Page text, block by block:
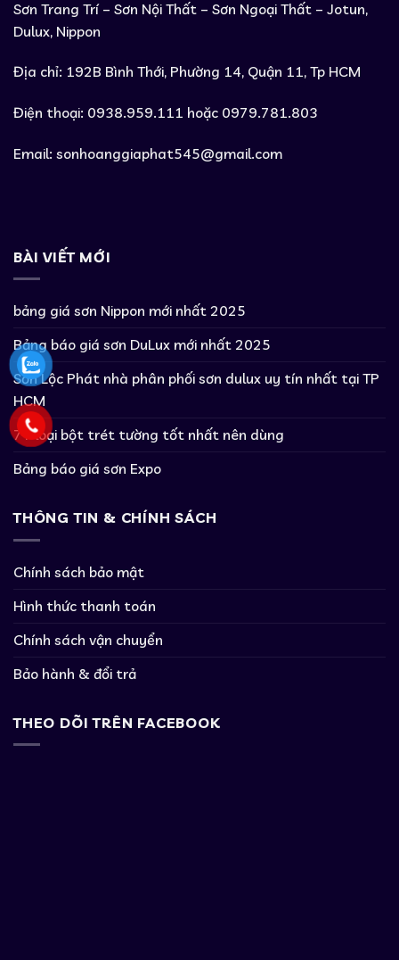
Sơn Trang Trí – Sơn Nội Thất – Sơn Ngoại Thất – Jotun,
Dulux, Nippon
Địa chỉ: 192B Bình Thới, Phường 14, Quận 11, Tp HCM
Điện thoại: 0938.959.111 hoặc 0979.781.803
Email: sonhoanggiaphat545@gmail.com
BÀI VIẾT MỚI
bảng giá sơn Nippon mới nhất 2025
Bảng báo giá sơn DuLux mới nhất 2025
Sơn Lộc Phát nhà phân phối sơn dulux uy tín nhất tại TP
HCM
7+ loại bột trét tường tốt nhất nên dùng
Bảng báo giá sơn Expo
THÔNG TIN & CHÍNH SÁCH
Chính sách bảo mật
Hình thức thanh toán
Chính sách vận chuyển
Bảo hành & đổi trả
THEO DÕI TRÊN FACEBOOK